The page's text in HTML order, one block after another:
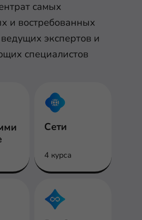
самых
и востребованных
экспертов и
специалистов
Сети
4 курса